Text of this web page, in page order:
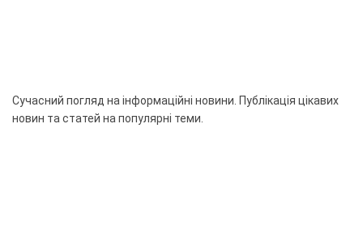
Сучасний погляд на інформаційні новини. Публікація цікавих
новин та статей на популярні теми.